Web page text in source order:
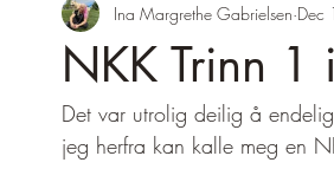
Stort og smått Championat og mellomtitler
Fotografering
NKK Trinn 1
Ina Margrethe Gabrielsen Dec
Det var utrolig deilig å
jeg herfra kan kalle meg en